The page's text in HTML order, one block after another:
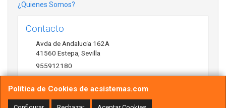
Política de Cookies de acsistemas.com
¿Quienes Somos?
Contacto
Avda de Andalucia 162A
41560 Estepa, Sevilla
955912180
antonio@acsistemas.com